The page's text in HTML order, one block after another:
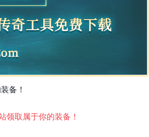
备！